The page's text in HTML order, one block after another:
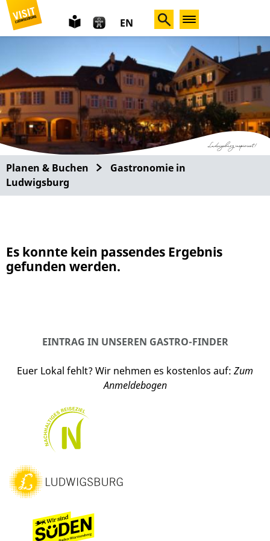
leichte
Sprache
EN
Planen & Buchen
Gastronomie in
Ludwigsburg
Es konnte kein passendes Ergebnis
gefunden werden.
EINTRAG IN UNSEREN GASTRO-FINDER
Euer Lokal fehlt? Wir nehmen es kostenlos auf: Zum
Anmeldebogen